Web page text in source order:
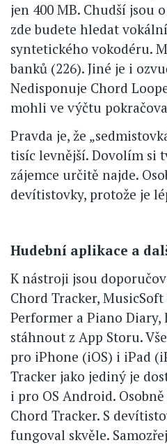
jen 400 MB. Chudší jsou
zde budete hledat
syntetického vokodéru.
banků (226). Jiné je i
Nedisponuje Chord
mohli ve výčtu
Pravda je, že
tisíc levnější. Dovolím si
zájemce určitě najde.
devítistovky, protože je
Hudební aplikace a
K nástroji jsou
Chord Tracker,
Performer a Piano Diary,
stáhnout z App Storu.
pro iPhone (iOS) i iPad
Tracker jako jediný je
i pro OS Android.
Chord Tracker. S
fungoval skvěle.